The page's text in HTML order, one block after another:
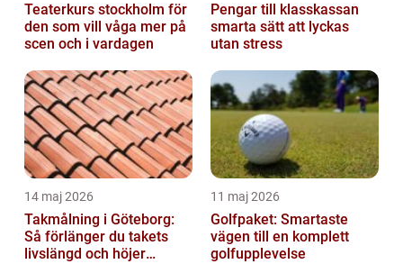
Teaterkurs stockholm för
den som vill våga mer på
scen och i vardagen
Pengar till klasskassan
smarta sätt att lyckas
utan stress
14 maj 2026
Takmålning i Göteborg:
Så förlänger du takets
livslängd och höjer
11 maj 2026
Golfpaket: Smartaste
vägen till en komplett
golfupplevelse